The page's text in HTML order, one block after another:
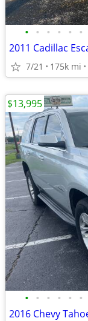
• • • • • •
7/21 175k mi
• • • • • •
$13,995